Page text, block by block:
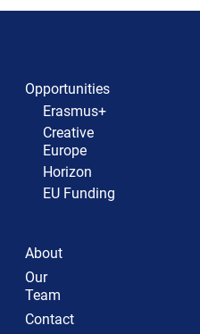
Opportunities
Erasmus+
Creative
Europe
Horizon
EU Funding
About
Our
Team
Contact